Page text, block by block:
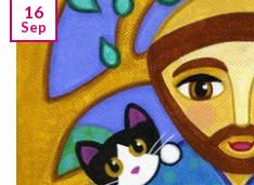
16
Sep